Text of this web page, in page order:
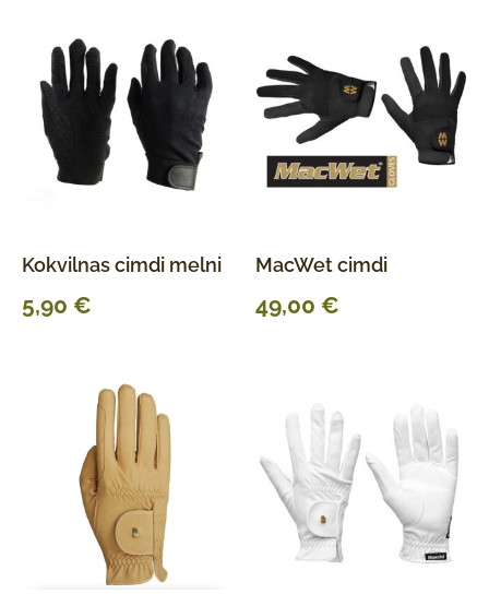
Kokvilnas cimdi melni
5,90 €
MacWet cimdi
49,00 €